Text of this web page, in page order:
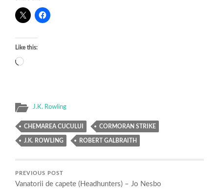
Like this:
Loading…
J.K. Rowling
CHEMAREA CUCULUI CORMORAN STRIKE
J.K. ROWLING ROBERT GALBRAITH
PREVIOUS POST
Vanatorii de capete (Headhunters) – Jo Nesbo